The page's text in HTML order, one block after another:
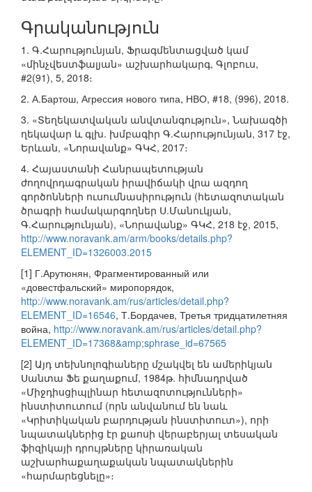
Գրականություն
1. Գ.Հարությունյան, Ֆրագմենտացված կամ
«մինչվեստֆալյան» աշխարհակարգ, Գլոբուս,
#2(91), 5, 2018։
2. А.Бартош, Агрессия нового типа, НВО, #18, (996), 2018.
3. «Տեղեկատվական անվտանգություն», Նախագծի
ղեկավար և գլխ. խմբագիր Գ.Հարությունյան, 317 էջ,
Երևան, «Նորավանք» ԳԿՀ, 2017։
4. Հայաստանի Հանրապետության
ժողովրդագրական իրավիճակի վրա ազդող
գործոնների ուսումնասիրություն (հետազոտական
ծրագրի համակարգողներ Ս.Մանուկյան,
Գ.Հարությունյան), «Նորավանք» ԳԿՀ, 218 էջ, 2015,
http://www.noravank.am/arm/books/details.php?
ELEMENT_ID=1326003.2015
[1] Г.Арутюнян, Фрагментированный или
«довестфальский» миропорядок,
http://www.noravank.am/rus/articles/detail.php?
ELEMENT_ID=16546, Т.Бордачев, Третья тридцатилетняя
война, http://www.noravank.am/rus/articles/detail.php?
ELEMENT_ID=17368&amp;sphrase_id=67565
[2] Այդ տեխնոլոգիաները մշակվել են ամերիկյան
Սանտա Ֆե քաղաքում, 1984թ. հիմնադրված
«Միջդիսցիպլինար հետազոտությունների»
ինստիտուտում (որն անվանում են նաև
«Կրիտիկական բարդության ինստիտուտ»), որի
նպատակներից էր քաոսի վերաբերյալ տեսական
ֆիզիկայի դրույթները կիրառական
աշխարհաքաղաքական նպատակներին
«հարմարեցնելը»։